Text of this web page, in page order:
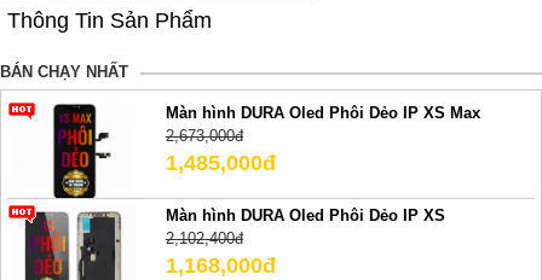
Thông Tin Sản Phẩm
BÁN CHẠY NHẤT
Màn hình DURA Oled Phôi Dẻo IP XS Max
2,673,000đ
1,485,000đ
Màn hình DURA Oled Phôi Dẻo IP XS
2,102,400đ
1,168,000đ